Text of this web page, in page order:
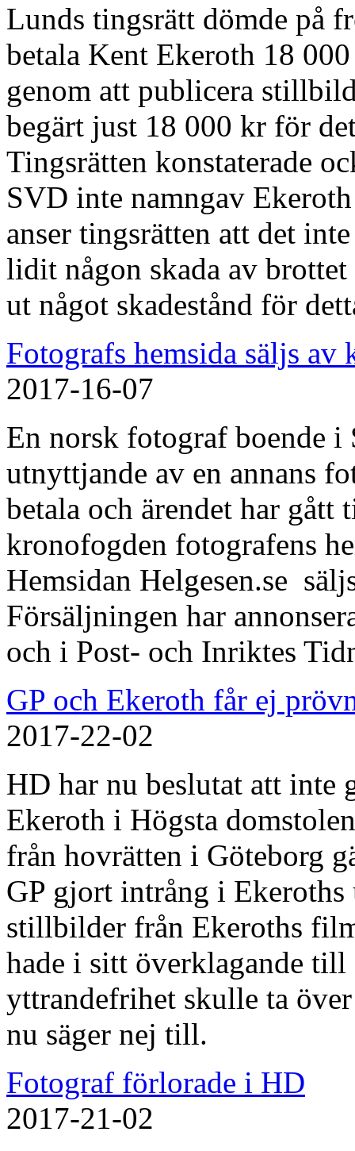
Lunds tingsrätt dömde på
betala Kent Ekeroth 18
genom att publicera
begärt just 18 000 kr för
Tingsrätten konstaterade
SVD inte namngav
anser tingsrätten att det
lidit någon skada av
ut något skadestånd för
Fotografs hemsida säljs av
2017-16-07
En norsk fotograf boende i
utnyttjande av en annans
betala och ärendet har
kronofogden fotografens
Hemsidan Helgesen.se
Försäljningen har
och i Post- och Inriktes
GP och Ekeroth får ej
2017-22-02
HD har nu beslutat att inte
Ekeroth i Högsta
från hovrätten i Göteborg
GP gjort intrång i
stillbilder från Ekeroths
hade i sitt överklagande
yttrandefrihet skulle ta
nu säger nej till.
Fotograf förlorade i HD
2017-21-02